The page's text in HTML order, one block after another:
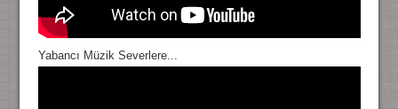
Yabancı Müzik Severlere...